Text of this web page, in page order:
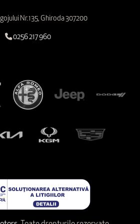
Nr.135, Ghiroda 307200
0256 217 960